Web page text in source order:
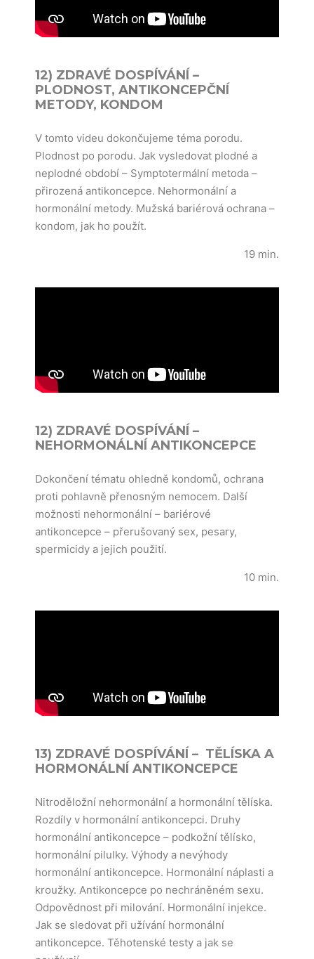
12) ZDRAVÉ DOSPÍVÁNÍ –
PLODNOST, ANTIKONCEPČNÍ
METODY, KONDOM
V tomto videu dokončujeme téma porodu.
Plodnost po porodu. Jak vysledovat plodné a
neplodné období – Symptotermální metoda –
přirozená antikoncepce. Nehormonální a
hormonální metody. Mužská bariérová ochrana –
kondom, jak ho použít.
19 min.
12) ZDRAVÉ DOSPÍVÁNÍ –
NEHORMONÁLNÍ ANTIKONCEPCE
Dokončení tématu ohledně kondomů, ochrana
proti pohlavně přenosným nemocem. Další
možnosti nehormonální – bariérové
antikoncepce – přerušovaný sex, pesary,
spermicidy a jejich použití.
10 min.
13) ZDRAVÉ DOSPÍVÁNÍ – TĚLÍSKA A
HORMONÁLNÍ ANTIKONCEPCE
Nitroděložní nehormonální a hormonální tělíska.
Rozdíly v hormonální antikoncepci. Druhy
hormonální antikoncepce – podkožní tělísko,
hormonální pilulky. Výhody a nevýhody
hormonální antikoncepce. Hormonální náplasti a
kroužky. Antikoncepce po nechráněném sexu.
Odpovědnost při milování. Hormonální injekce.
Jak se sledovat při užívání hormonální
antikoncepce. Těhotenské testy a jak se